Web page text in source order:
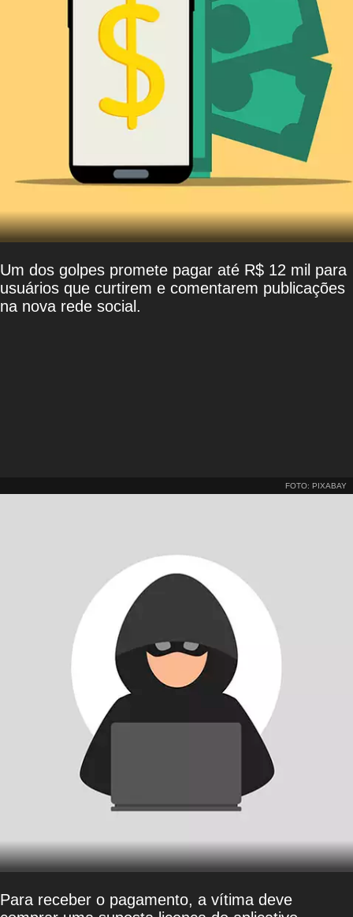
Um dos golpes promete pagar até R$ 12 mil para
usuários que curtirem e comentarem publicações
na nova rede social.
FOTO: PIXABAY
Para receber o pagamento, a vítima deve